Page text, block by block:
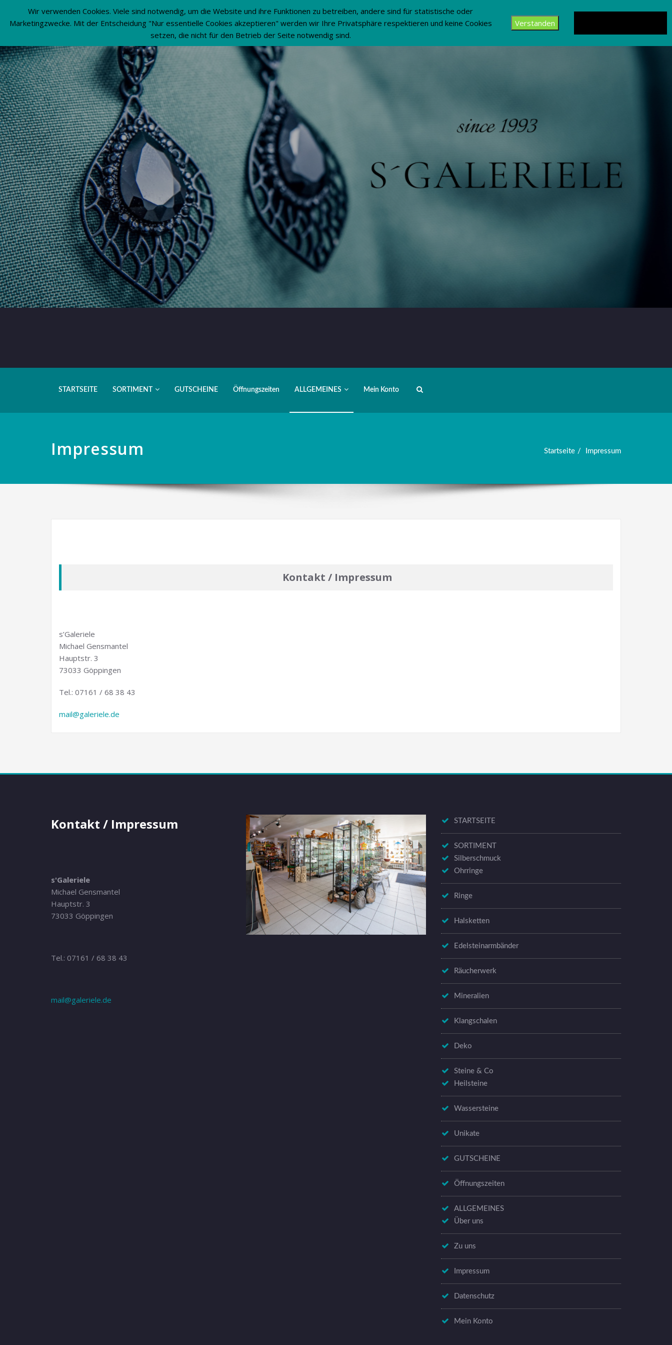
STARTSEITE SORTIMENT GUTSCHEINE Öffnungszeiten ALLGEMEINES Mein Konto
Impressum Startseite Impressum
Kontakt / Impressum
s’Galeriele
Michael Gensmantel
Hauptstr. 3
73033 Göppingen
Tel.: 07161 / 68 38 43
mail@galeriele.de
Kontakt / Impressum
s'Galeriele
Michael Gensmantel
Hauptstr. 3
73033 Göppingen
Tel.: 07161 / 68 38 43
mail@galeriele.de
STARTSEITE
SORTIMENT
Silberschmuck
Ohrringe
Ringe
Halsketten
Edelsteinarmbänder
Räucherwerk
Mineralien
Klangschalen
Deko
Steine & Co
Heilsteine
Wassersteine
Unikate
GUTSCHEINE
Öffnungszeiten
ALLGEMEINES
Über uns
Zu uns
Impressum
Datenschutz
Mein Konto
Wir verwenden Cookies. Viele sind notwendig, um die Website und ihre Funktionen zu betreiben, andere sind für statistische oder
Marketingzwecke. Mit der Entscheidung "Nur essentielle Cookies akzeptieren" werden wir Ihre Privatsphäre respektieren und keine Cookies
setzen, die nicht für den Betrieb der Seite notwendig sind.
Verstanden